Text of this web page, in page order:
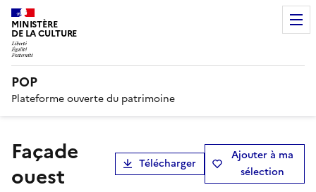
MINISTÈRE
DE LA CULTURE
POP
Plateforme ouverte du patrimoine
Façade
ouest
Télécharger
Ajouter à ma
sélection